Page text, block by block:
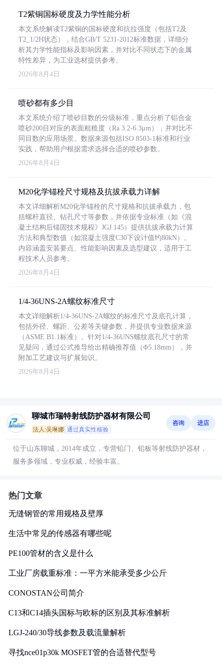
T2紫铜国标硬度及力学性能分析
本文系统解读T2紫铜的国标硬度和抗拉强度（包括T2及
T2_1/2H状态），结合GB/T 5231-2012标准数据，详细分
析其力学性能指标及影响因素，并对比不同状态下的金属
特性差异，为工业选材提供参考。
2026年8月4日
喷砂都有多少目
本文系统介绍了喷砂目数的分级标准，重点分析了铝合金
喷砂200目对应的表面粗糙度（Ra 3.2-6.3μm），并对比不
同目数的应用场景。数据来源包括ISO 8503-1标准和行业
实践，帮助用户根据需求选择合适的喷砂参数。
2026年8月4日
M20化学锚栓尺寸规格及抗拔承载力详解
本文详细解析M20化学锚栓的尺寸规格和抗拔承载力，包
括螺杆直径、钻孔尺寸等参数，并依据专业标准（如《混
凝土结构后锚固技术规程》JGJ 145）提供抗拔承载力计算
方法和典型数值（如混凝土强度C30下设计值约80kN）。
内容涵盖安装要点、性能影响因素及选型建议，适用于工
程技术人员参考。
2026年8月4日
1/4-36UNS-2A螺纹标准尺寸
本文详细解析1/4-36UNS-2A螺纹的标准尺寸及底孔计算，
包括外径、螺距、公差等关键参数，并提供专业数据来源
（ASME B1.1标准）。针对1/4-36UNS螺纹底孔尺寸的常
见疑问，通过公式推导给出精确推荐值（Φ5.18mm），并
附加工艺建议与扩展知识。
2026年8月4日
聊城市瑞特射线防护器材有限公司
法人:吴琳娜 通过真实性核验
咨询 进店
位于山东聊城，2014年成立，专营铅门、铅板等射线防护器材，
服务多领域，专业权威，经验丰富。
热门文章
无缝钢管的常用规格及壁厚
生活中常见的传感器有哪些呢
PE100管材的含义是什么
工业厂房载重标准：一平方米能承受多少公斤
CONOSTAN公司简介
C13和C14插头国标与欧标的区别及其标准解析
LGJ-240/30导线参数及载流量解析
寻找nce01p30k MOSFET管的合适替代型号